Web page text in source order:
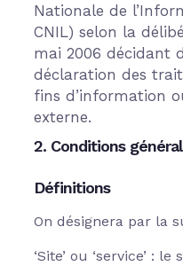
Nationale de
CNIL) selon la
mai 2006 décidant
déclaration des
fins d’information
externe.
2. Conditions
Définitions
On désignera par la
‘Site’ ou ‘service’ : le